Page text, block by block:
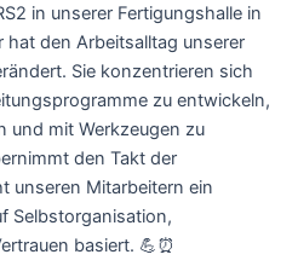
in unserer Fertigungshalle in
hat den Arbeitsalltag unserer
Sie konzentrieren sich
zu entwickeln,
und mit Werkzeugen zu
den Takt der
unseren Mitarbeitern ein
Selbstorganisation,
basiert. 💪⏰